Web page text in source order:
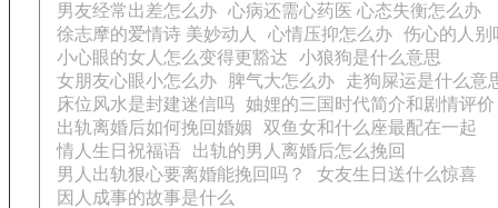
男友经常出差怎么办 心病还需心药医 心态失衡怎么办
徐志摩的爱情诗 美妙动人
心情压抑怎么办 伤心的人别
小心眼的女人怎么变得更豁达
小狼狗是什么意思
女朋友心眼小怎么办
脾气大怎么办
走狗屎运是什么意
床位风水是封建迷信吗 妯娌的三国时代简介和剧情评价
出轨离婚后如何挽回婚姻
双鱼女和什么座最配在一起
情人生日祝福语
出轨的男人离婚后怎么挽回
男人出轨狠心要离婚能挽回吗？
女友生日送什么惊喜
因人成事的故事是什么